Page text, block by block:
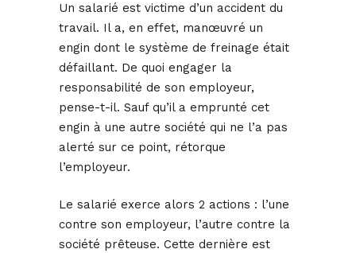
Un salarié est victime d’un accident du
travail. Il a, en effet, manœuvré un
engin dont le système de freinage était
défaillant. De quoi engager la
responsabilité de son employeur,
pense-t-il. Sauf qu’il a emprunté cet
engin à une autre société qui ne l’a pas
alerté sur ce point, rétorque
l’employeur.
Le salarié exerce alors 2 actions : l’une
contre son employeur, l’autre contre la
société prêteuse. Cette dernière est